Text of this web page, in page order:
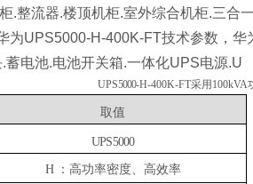
.整流器.楼顶机柜.室外综合机柜.三
UPS5000-H-400K-FT技术参数，
电池.电池开关箱.一体化UPS电源.U
UPS5000-H-400K-FT采用100kVA
取值
UPS5000
H ：高功率密度、高效率